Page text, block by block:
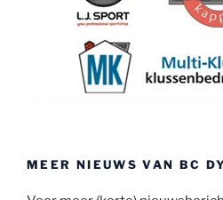
MEER NIEUWS VAN BC